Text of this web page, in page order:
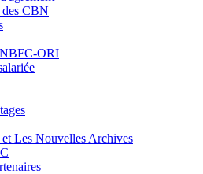
des CBN
ORI
Les Nouvelles Archives